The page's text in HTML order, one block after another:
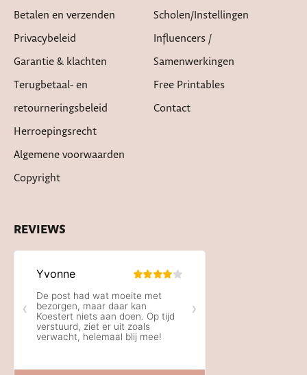
Betalen en verzenden
Privacybeleid
Garantie & klachten
Terugbetaal- en
retourneringsbeleid
Herroepingsrecht
Algemene voorwaarden
Copyright
Scholen/instellingen
Influencers /
Samenwerkingen
Free Printables
Contact
REVIEWS